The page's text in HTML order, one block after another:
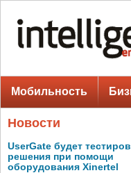
Мобильность
Новости
UserGate будет
решения при помощи
оборудования Xinertel